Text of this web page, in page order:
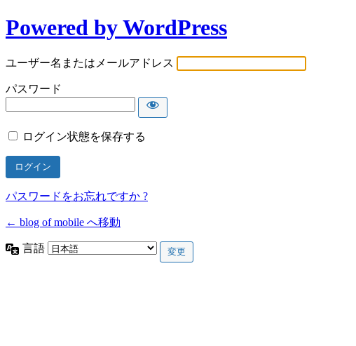
Powered by WordPress
ユーザー名またはメールアドレス
パスワード
ログイン状態を保存する
パスワードをお忘れですか ?
← blog of mobile へ移動
言語